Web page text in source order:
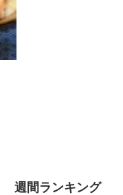
週間ランキング